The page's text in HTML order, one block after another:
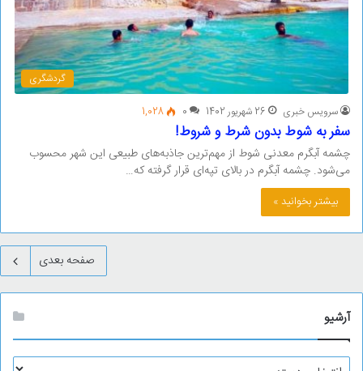
گردشگری
سرویس خبری 26 شهریور 1402 0
1,028
سفر به شوط بدون شرط و شروط!
چشمه آبگرم معدنی شوط از مهم‌ترین جاذبه‌های طبیعی این شهر محسوب
می‌شود. چشمه آبگرم در بالای تپه‌ای قرار گرفته که…
بیشتر بخوانید »
صفحه بعدی
آرشیو